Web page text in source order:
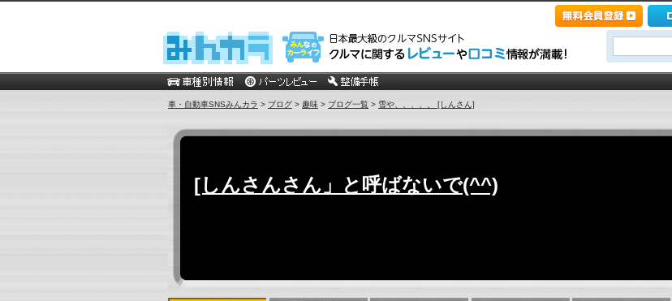
車・自動車SNSみんカラ > ブログ > 趣味 > ブログ一覧 > 雪や、、、、、 [しんさん]
[しんさんさん」と呼ばないで(^^)